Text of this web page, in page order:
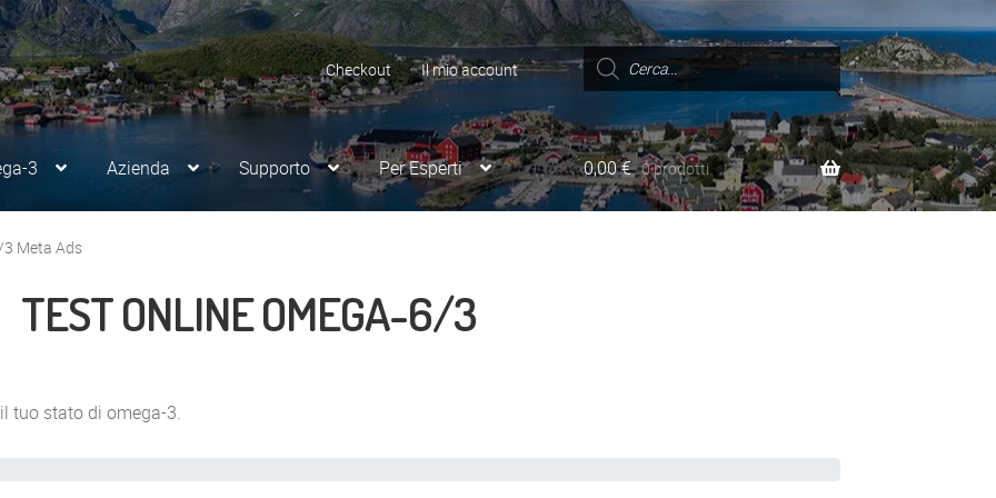
Checkout Il mio account
Ricerca
prodotti
3 Azienda Supporto Per Esperti 0,00€ 0 prodotti
3 Meta Ads
TEST ONLINE OMEGA-6/3
tuo stato di omega-3.